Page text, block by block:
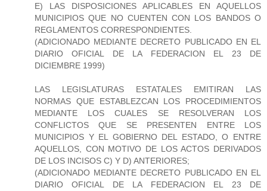
E) LAS DISPOSICIONES APLICABLES EN AQUELLOS
MUNICIPIOS QUE NO CUENTEN CON LOS BANDOS O
REGLAMENTOS CORRESPONDIENTES.
(ADICIONADO MEDIANTE DECRETO PUBLICADO EN EL
DIARIO OFICIAL DE LA FEDERACION EL 23 DE
DICIEMBRE 1999)
LAS LEGISLATURAS ESTATALES EMITIRAN LAS
NORMAS QUE ESTABLEZCAN LOS PROCEDIMIENTOS
MEDIANTE LOS CUALES SE RESOLVERAN LOS
CONFLICTOS QUE SE PRESENTEN ENTRE LOS
MUNICIPIOS Y EL GOBIERNO DEL ESTADO, O ENTRE
AQUELLOS, CON MOTIVO DE LOS ACTOS DERIVADOS
DE LOS INCISOS C) Y D) ANTERIORES;
(ADICIONADO MEDIANTE DECRETO PUBLICADO EN EL
DIARIO OFICIAL DE LA FEDERACION EL 23 DE